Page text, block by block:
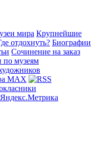
мира Крупнейшие
отдохнуть? Биографии
Сочинение на заказ
по музеям